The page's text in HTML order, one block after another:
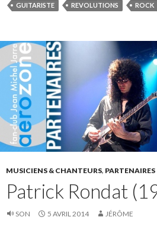
GUITARISTE REVOLUTIONS ROCK
MUSICIENS & CHANTEURS, PARTENAIRES
Patrick Rondat
SON 5 AVRIL 2014 JÉRÔME